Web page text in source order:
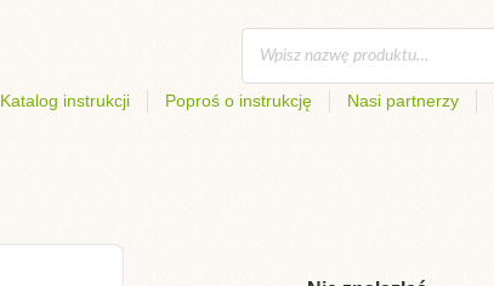
Katalog instrukcji Poproś o instrukcję Nasi partnerzy